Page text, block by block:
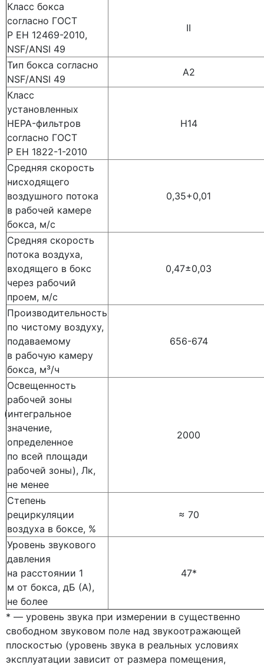
Класс бокса
согласно ГОСТ
Р ЕН 12469-2010,
NSF/ANSI 49
II
Тип бокса согласно
NSF/ANSI 49
А2
Класс
установленных
HEPA-фильтров
согласно ГОСТ
Р ЕН 1822-1-2010
Н14
Средняя скорость
нисходящего
воздушного потока
в рабочей камере
бокса, м/c
0,35+0,01
Средняя скорость
потока воздуха,
входящего в бокс
через рабочий
проем, м/с
0,47±0,03
Производительность
по чистому воздуху,
подаваемому
в рабочую камеру
бокса, м³/ч
656-674
Освещенность
рабочей зоны
(интегральное
значение,
определенное
по всей площади
рабочей зоны), Лк,
не менее
2000
Степень
рециркуляции
воздуха в боксе, %
≈ 70
Уровень звукового
давления
на расстоянии 1
м от бокса, дБ (А),
не более
47*
* — уровень звука при измерении в существенно
свободном звуковом поле над звукоотражающей
плоскостью (уровень звука в реальных условиях
эксплуатации зависит от размера помещения,